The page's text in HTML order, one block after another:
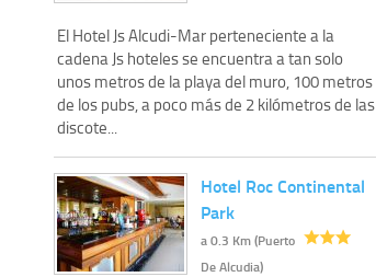
El Hotel Js Alcudi-Mar perteneciente a la
cadena Js hoteles se encuentra a tan solo
unos metros de la playa del muro, 100 metros
de los pubs, a poco más de 2 kilómetros de las
discote...
Hotel Roc Continental
Park
a 0.3 Km (Puerto
De Alcudia)